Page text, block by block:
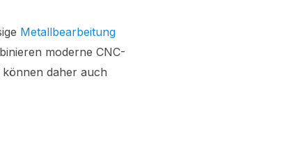
Metallbearbeitung
moderne CNC-
daher auch